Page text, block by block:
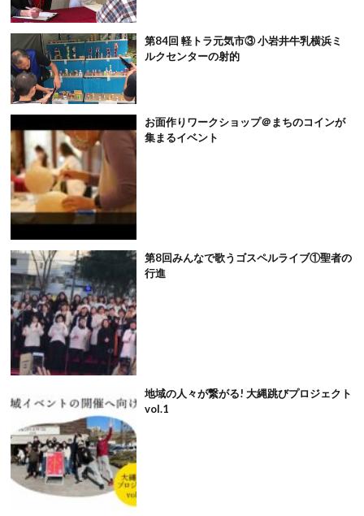
第84回 軽トラ元気市③ 小岩井牛乳横浜ミ
ルクセンターの射的
お面作りワークショップ＠まちのコインが
集まるイベント
第8回みんなで歌うゴスペルライブ①聖者の
行進
地域の人々が繋がる! 大縄跳びプロジェクト
vol.1